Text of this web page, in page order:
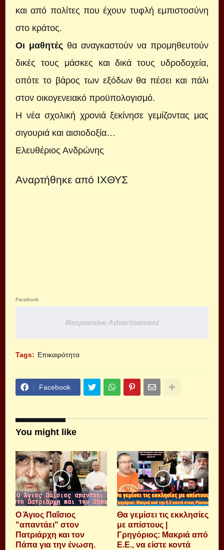
και από πολίτες που έχουν τυφλή εμπιστοσύνη
στο κράτος.
Οι μαθητές θα αναγκαστούν να προμηθευτούν
δικές τους μάσκες και δικά τους υδροδοχεία,
οπότε το βάρος των εξόδων θα πέσει και πάλι
στον οικογενειακό προϋπολογισμό.
Η νέα σχολική χρονιά ξεκίνησε γεμίζοντας μας
σιγουριά και αισιοδοξία…
Ελευθέριος Ανδρώνης
Αναρτήθηκε από ΙΧΘΥΣ
Facebook
Responsive Advertisement
Tags: Επικαιρότητα
Facebook
You might like
Ο Άγιος Παΐσιος
"απαντάει" στον
Πατριάρχη και τον
Πάπα για την ένωση.
Θα γεμίσει τις εκκλησίες
με απίστους |
Γρηγόριος: Μακριά από
Ε.Ε., να είστε κοντά